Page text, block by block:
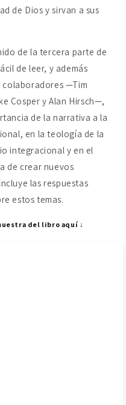
de Dios y sirvan a sus
de la tercera parte de
de leer, y además
—Tim
Cosper y Alan Hirsch—,
de la narrativa a la
en la teología de la
integracional y en el
de crear nuevos
las respuestas
estos temas.
del libro aquí ↓